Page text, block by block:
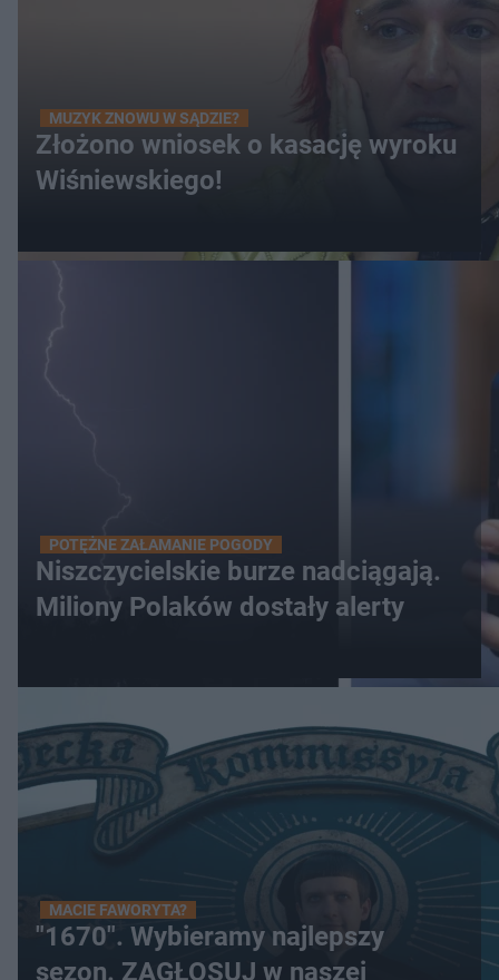
MUZYK ZNOWU W SĄDZIE?
Złożono wniosek o kasację wyroku
Wiśniewskiego!
POTĘŻNE ZAŁAMANIE POGODY
Niszczycielskie burze nadciągają.
Miliony Polaków dostały alerty
MACIE FAWORYTA?
"1670". Wybieramy najlepszy
sezon. ZAGŁOSUJ w naszej